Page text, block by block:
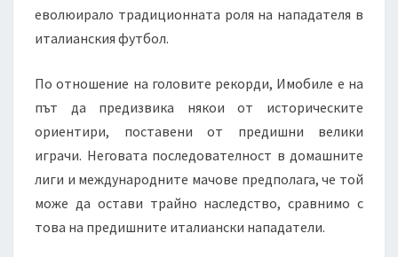
еволюирало традиционната роля на нападателя в
италианския футбол.
По отношение на головите рекорди, Имобиле е на
път да предизвика някои от историческите
ориентири, поставени от предишни велики
играчи. Неговата последователност в домашните
лиги и международните мачове предполага, че той
може да остави трайно наследство, сравнимо с
това на предишните италиански нападатели.